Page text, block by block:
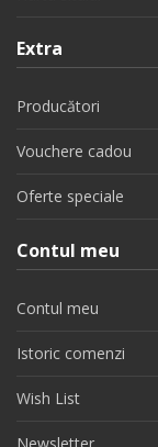
Extra
Producători
Vouchere cadou
Oferte speciale
Contul meu
Contul meu
Istoric comenzi
Wish List